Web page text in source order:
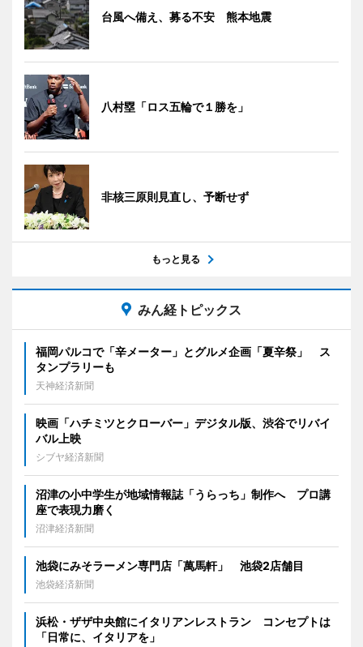
台風へ備え、募る不安 熊本地震
八村塁「ロス五輪で１勝を」
非核三原則見直し、予断せず
もっと見る
みん経トピックス
福岡パルコで「辛メーター」とグルメ企画「夏辛祭」 ス
タンプラリーも
天神経済新聞
映画「ハチミツとクローバー」デジタル版、渋谷でリバイ
バル上映
シブヤ経済新聞
沼津の小中学生が地域情報誌「うらっち」制作へ プロ講
座で表現力磨く
沼津経済新聞
池袋にみそラーメン専門店「萬馬軒」 池袋2店舗目
池袋経済新聞
浜松・ザザ中央館にイタリアンレストラン コンセプトは
「日常に、イタリアを」